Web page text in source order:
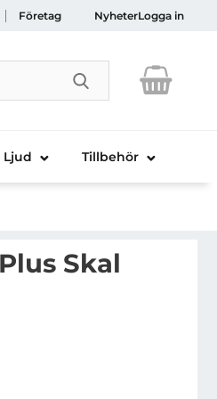
Företag NyheterLogga in
Genomför
Ljud Tillbehör
Skal